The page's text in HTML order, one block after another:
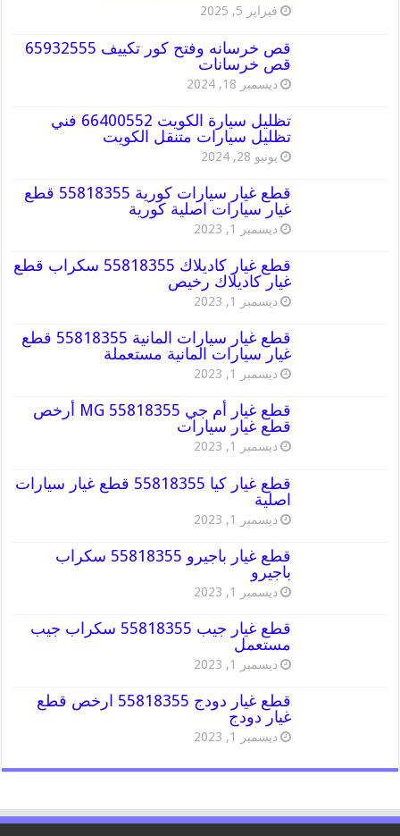
فبراير 5, 2025
قص خرسانه وفتح كور تكييف 65932555
قص خرسانات
ديسمبر 18, 2024
تظليل سيارة الكويت 66400552 فني
تظليل سيارات متنقل الكويت
يونيو 28, 2024
قطع غيار سيارات كورية 55818355 قطع
غيار سيارات اصلية كورية
ديسمبر 1, 2023
قطع غيار كاديلاك 55818355 سكراب قطع
غيار كاديلاك رخيص
ديسمبر 1, 2023
قطع غيار سيارات المانية 55818355 قطع
غيار سيارات المانية مستعملة
ديسمبر 1, 2023
قطع غيار أم جي MG 55818355 أرخص
قطع غيار سيارات
ديسمبر 1, 2023
قطع غيار كيا 55818355 قطع غيار سيارات
اصلية
ديسمبر 1, 2023
قطع غيار باجيرو 55818355 سكراب
باجيرو
ديسمبر 1, 2023
قطع غيار جيب 55818355 سكراب جيب
مستعمل
ديسمبر 1, 2023
قطع غيار دودج 55818355 ارخص قطع
غيار دودج
ديسمبر 1, 2023